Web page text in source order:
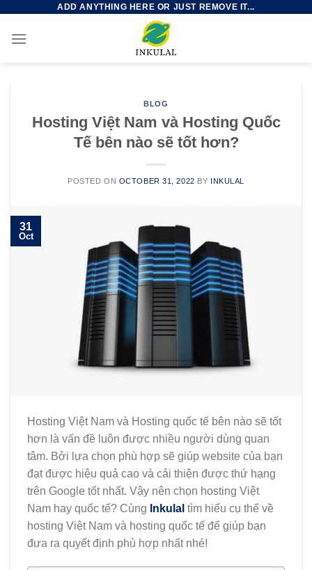
content
ADD ANYTHING HERE OR JUST REMOVE IT...
BLOG
Hosting Việt Nam và Hosting Quốc
Tế bên nào sẽ tốt hơn?
POSTED ON OCTOBER 31, 2022 BY INKULAL
31
Oct
Hosting Việt Nam và Hosting quốc tế bên nào sẽ tốt
hơn là vấn đề luôn được nhiều người dùng quan
tâm. Bởi lựa chọn phù hợp sẽ giúp website của bạn
đạt được hiệu quả cao và cải thiện được thứ hạng
trên Google tốt nhất. Vậy nên chọn hosting Việt
Nam hay quốc tế? Cùng Inkulal tìm hiểu cụ thể về
hosting Việt Nam và hosting quốc tế để giúp bạn
đưa ra quyết định phù hợp nhất nhé!